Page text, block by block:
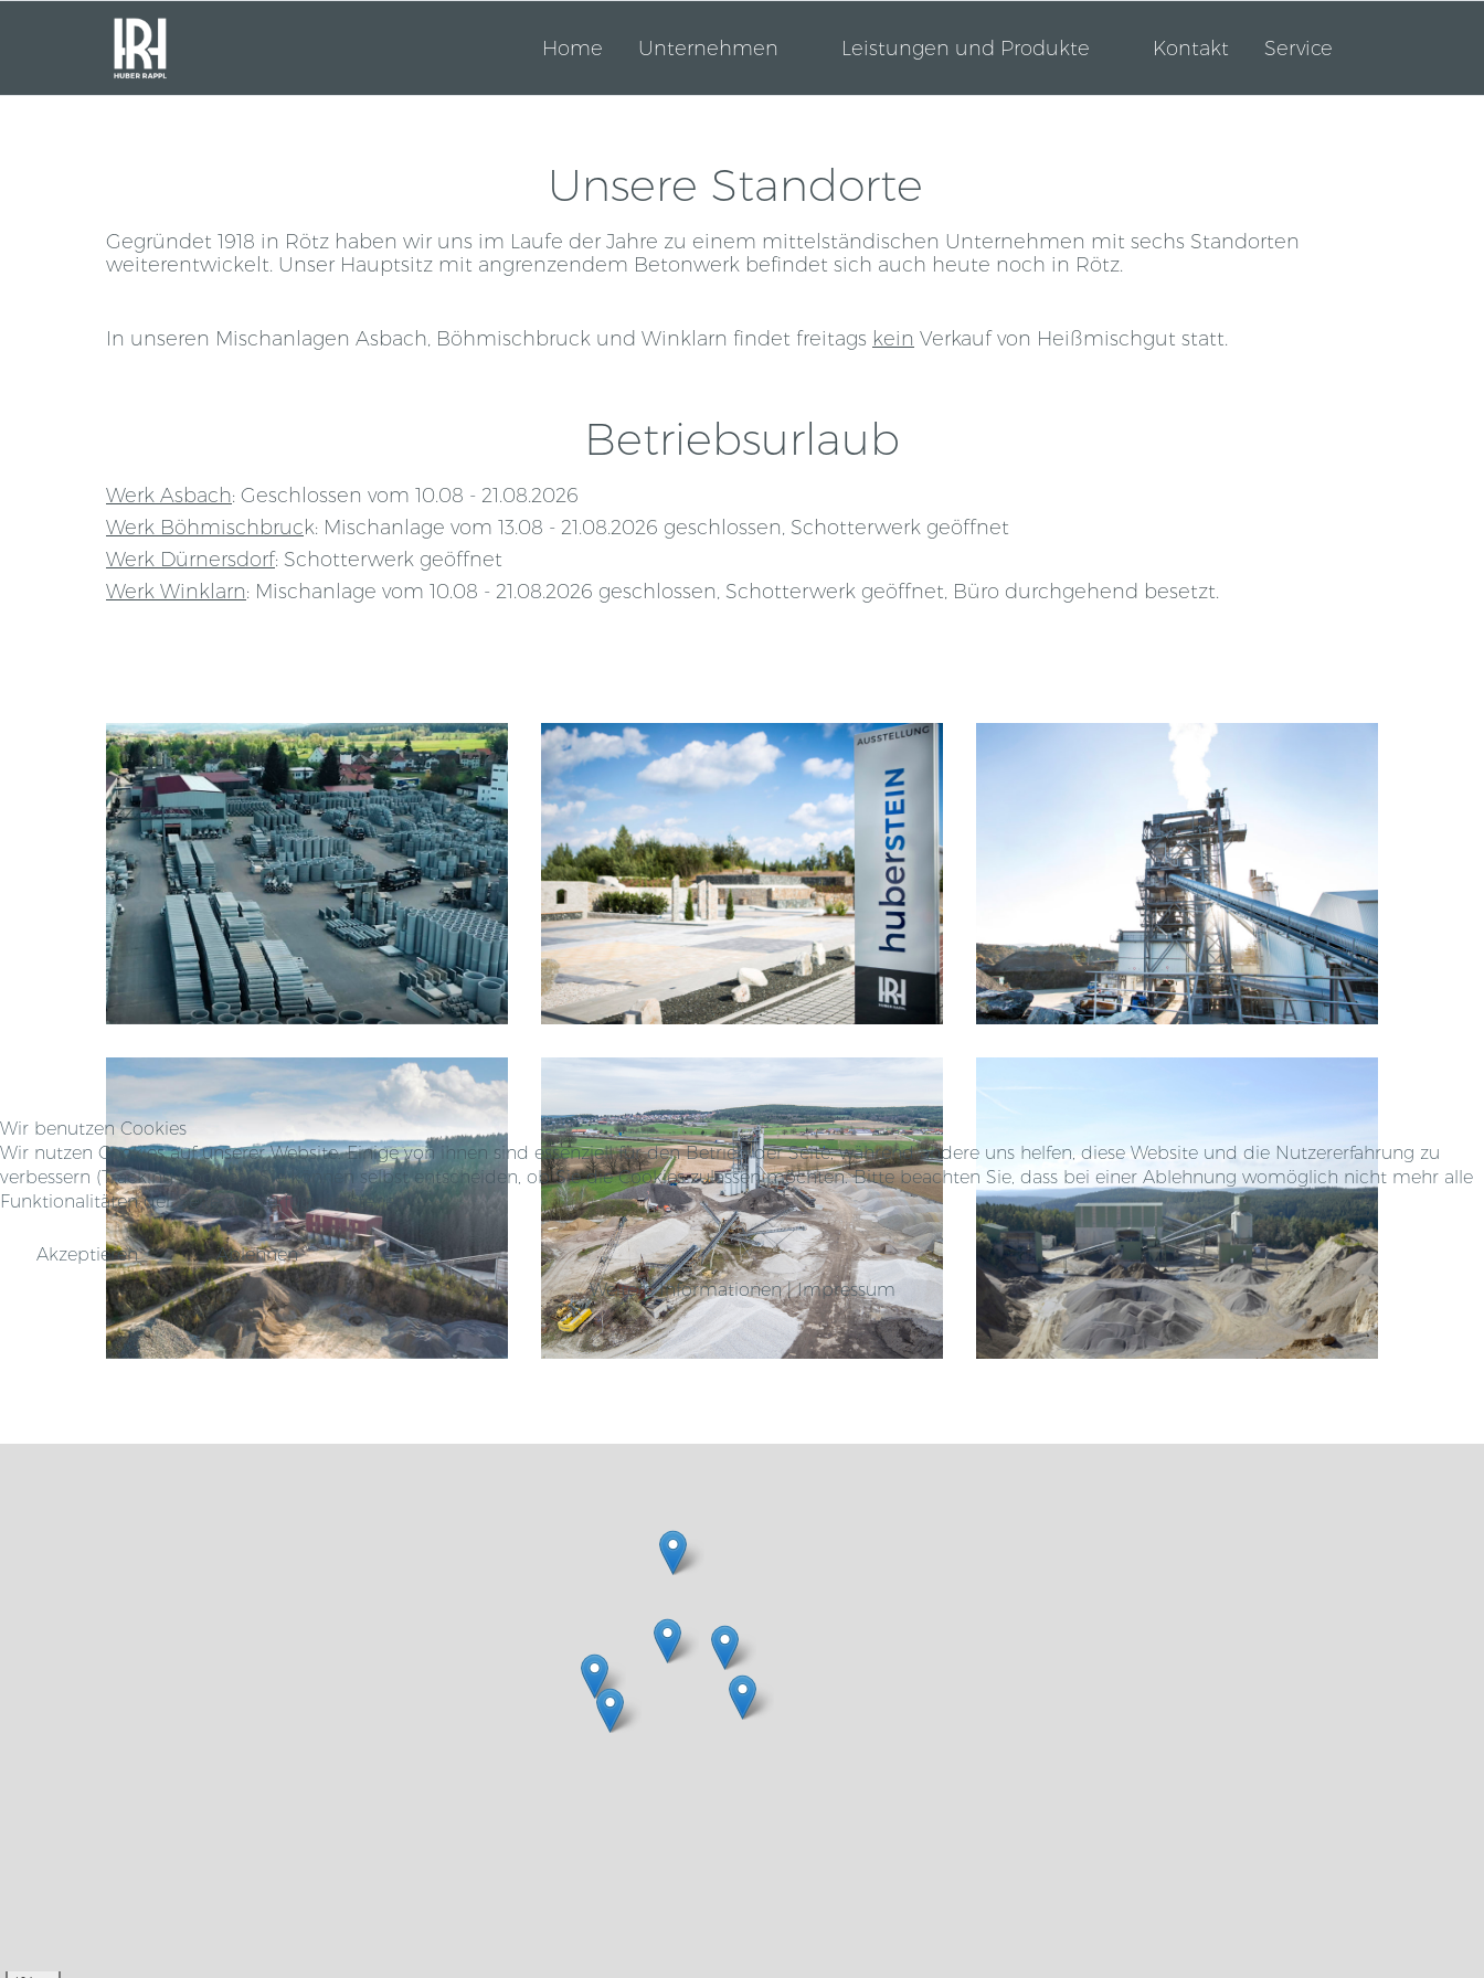
Home Unternehmen Leistungen und Produkte Kontakt Service
Unsere Standorte
Gegründet 1918 in Rötz haben wir uns im Laufe der Jahre zu einem mittelständischen Unternehmen mit sechs Standorten
weiterentwickelt. Unser Hauptsitz mit angrenzendem Betonwerk befindet sich auch heute noch in Rötz.
In unseren Mischanlagen Asbach, Böhmischbruck und Winklarn findet freitags kein Verkauf von Heißmischgut statt.
Betriebsurlaub
Werk Asbach: Geschlossen vom 10.08 - 21.08.2026
Werk Böhmischbruck: Mischanlage vom 13.08 - 21.08.2026 geschlossen, Schotterwerk geöffnet
Werk Dürnersdorf: Schotterwerk geöffnet
Werk Winklarn: Mischanlage vom 10.08 - 21.08.2026 geschlossen, Schotterwerk geöffnet, Büro durchgehend besetzt.
Wir benutzen Cookies
Wir nutzen Cookies auf unserer Website. Einige von ihnen sind essenziell für den Betrieb der Seite, während andere uns helfen, diese Website und die Nutzererfahrung zu
verbessern (Tracking Cookies). Sie können selbst entscheiden, ob Sie die Cookies zulassen möchten. Bitte beachten Sie, dass bei einer Ablehnung womöglich nicht mehr alle
Funktionalitäten der Seite zur Verfügung stehen.
Akzeptieren
Ablehnen
Weitere Informationen|Impressum